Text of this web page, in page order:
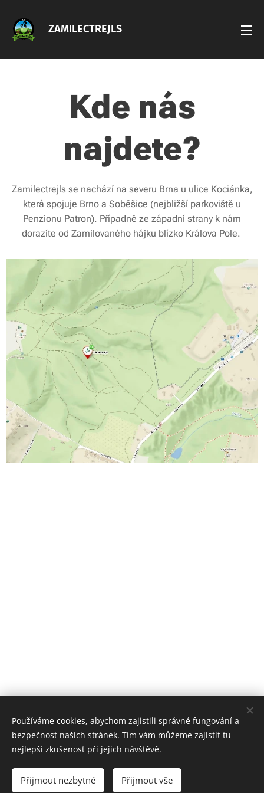
ZAMILECTREJLS
Kde nás
najdete?
Zamilectrejls se nachází na severu Brna u ulice Kociánka,
která spojuje Brno a Soběšice (nejbližší parkoviště u
Penzionu Patron). Případně ze západní strany k nám
dorazíte od Zamilovaného hájku blízko Králova Pole.
© 2025 ZAMILECTREJLS
Vytvořeno službou Webnode
Používáme cookies, abychom zajistili správné fungování a
bezpečnost našich stránek. Tím vám můžeme zajistit tu
nejlepší zkušenost při jejich návštěvě.
Přijmout nezbytné Přijmout vše